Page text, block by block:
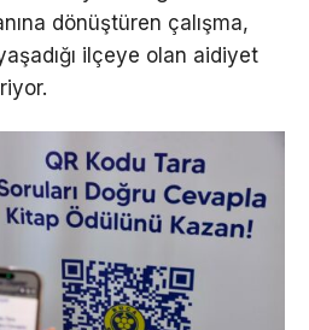
dönüştüren çalışma,
ilçeye olan aidiyet